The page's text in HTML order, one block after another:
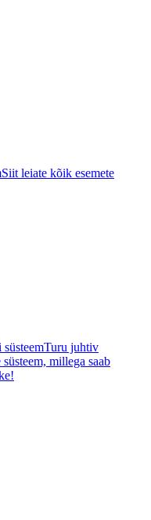
Siit leiate kõik esemete
Turu juhtiv
millega saab